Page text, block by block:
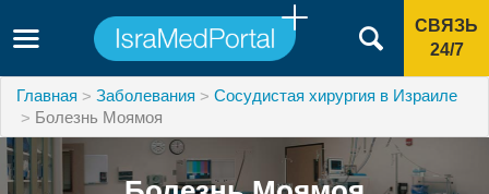
СВЯЗЬ
24/7
Главная Заболевания
Сосудистая хирургия в Израиле
Болезнь Моямоя